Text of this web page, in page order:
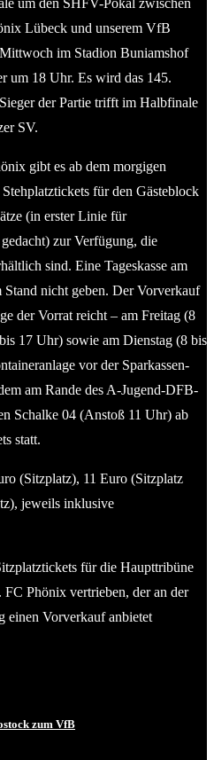
Lübeck und unserem VfB
im Stadion Buniamshof
um 18 Uhr. Es wird das 145.
der Partie trifft im Halbfinale
SV.
gibt es ab dem morgigen
für den Gästeblock
(in erster Linie für
zur Verfügung, die
sind. Eine Tageskasse am
nicht geben. Der Vorverkauf
der Vorrat reicht – am Freitag (8
17 Uhr) sowie am Dienstag (8 bis
vor der Sparkassen-
am Rande des A-Jugend-DFB-
Schalke 04 (Anstoß 11 Uhr) ab
statt.
(Sitzplatz), 11 Euro (Sitzplatz
jeweils inklusive
für die Haupttribüne
Phönix vertrieben, der an der
einen Vorverkauf anbietet
zum VfB